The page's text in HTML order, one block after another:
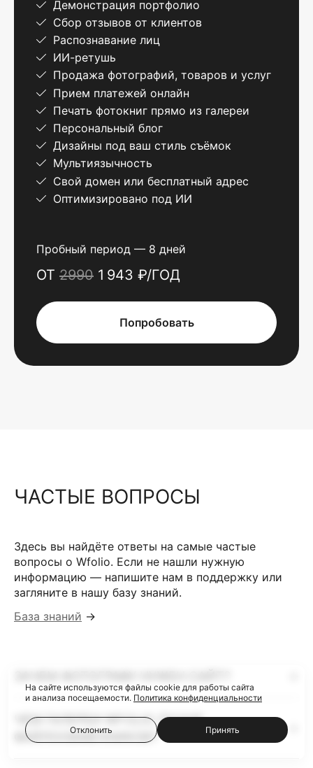
Демонстрация портфолио
Сбор отзывов от клиентов
Распознавание лиц
ИИ-ретушь
Продажа фотографий, товаров и услуг
Прием платежей онлайн
Печать фотокниг прямо из галереи
Персональный блог
Дизайны под ваш стиль съёмок
Мультиязычность
Свой домен или бесплатный адрес
Оптимизировано под ИИ
Пробный период — 8 дней
ОТ 2990 1 943 ₽/ГОД
Попробовать
ЧАСТЫЕ ВОПРОСЫ
Здесь вы найдёте ответы на самые частые
вопросы о Wfolio. Если не нашли нужную
информацию — напишите нам в поддержку или
загляните в нашу базу знаний.
База знаний →
ЧЕМ ГАЛЕРЕИ WFOLIO ЛУЧШЕ
ФАЙЛООБМЕННИКОВ?
На сайте используются файлы cookie для работы сайта
и анализа посещаемости. Политика конфиденциальности
Отклонить Принять